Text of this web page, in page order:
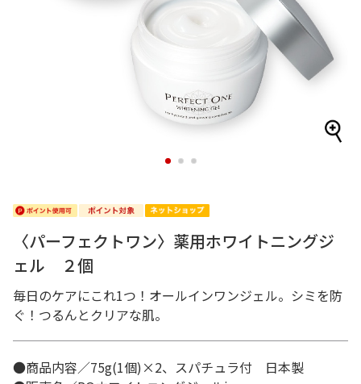
1 2 3
〈パーフェクトワン〉薬用ホワイトニングジ
ェル ２個
毎日のケアにこれ1つ！オールインワンジェル。シミを防
ぐ！つるんとクリアな肌。
●商品内容／75g(1個)×2、スパチュラ付 日本製